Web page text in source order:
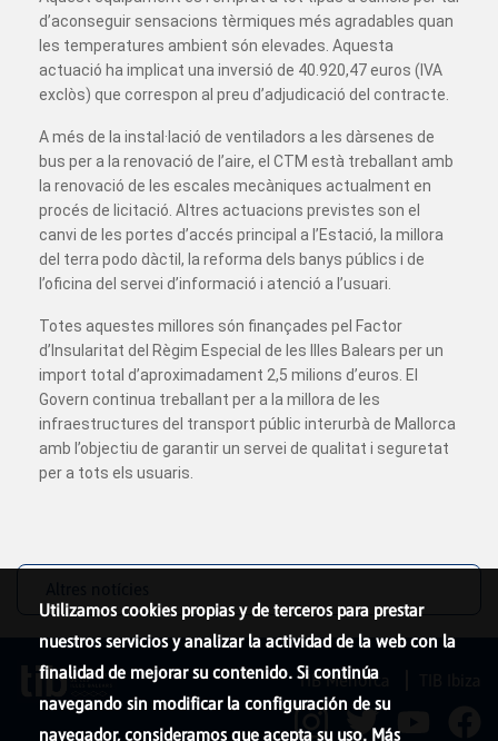
d’aconseguir sensacions tèrmiques més agradables quan
les temperatures ambient són elevades. Aquesta
actuació ha implicat una inversió de 40.920,47 euros (IVA
exclòs) que correspon al preu d’adjudicació del contracte.
A més de la instal·lació de ventiladors a les dàrsenes de
bus per a la renovació de l’aire, el CTM està treballant amb
la renovació de les escales mecàniques actualment en
procés de licitació. Altres actuacions previstes son el
canvi de les portes d’accés principal a l’Estació, la millora
del terra podo dàctil, la reforma dels banys públics i de
l’oficina del servei d’informació i atenció a l’usuari.
Totes aquestes millores són finançades pel Factor
d’Insularitat del Règim Especial de les Illes Balears per un
import total d’aproximadament 2,5 milions d’euros. El
Govern continua treballant per a la millora de les
infraestructures del transport públic interurbà de Mallorca
amb l’objectiu de garantir un servei de qualitat i seguretat
per a tots els usuaris.
Utilizamos cookies propias y de terceros para prestar
nuestros servicios y analizar la actividad de la web con la
finalidad de mejorar su contenido. Si continúa
navegando sin modificar la configuración de su
navegador, consideramos que acepta su uso. Más
TIB Menorca